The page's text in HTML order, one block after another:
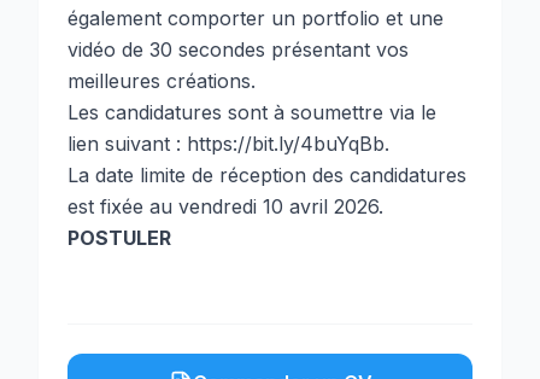
également comporter un portfolio et une
vidéo de 30 secondes présentant vos
meilleures créations.
Les candidatures sont à soumettre via le
lien suivant : https://bit.ly/4buYqBb.
La date limite de réception des candidatures
est fixée au vendredi 10 avril 2026.
POSTULER